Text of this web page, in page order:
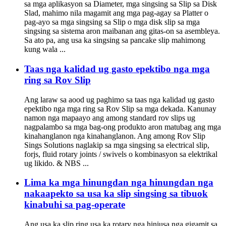
sa mga aplikasyon sa Diameter, mga singsing sa Slip sa Disk
Slad, mahimo nila magamit ang mga pag-agay sa Platter o
pag-ayo sa mga singsing sa Slip o mga disk slip sa mga
singsing sa sistema aron maibanan ang gitas-on sa asembleya.
Sa ato pa, ang usa ka singsing sa pancake slip mahimong
kung wala ...
Taas nga kalidad ug gasto epektibo nga mga
ring sa Rov Slip
Ang laraw sa aood ug paghimo sa taas nga kalidad ug gasto
epektibo nga mga ring sa Rov Slip sa mga dekada. Kanunay
namon nga mapaayo ang among standard rov slips ug
nagpalambo sa mga bag-ong produkto aron matubag ang mga
kinahanglanon nga kinahanglanon. Ang among Rov Slip
Sings Solutions naglakip sa mga singsing sa electrical slip,
forjs, fluid rotary joints / swivels o kombinasyon sa elektrikal
ug likido. & NBS ...
Lima ka mga hinungdan nga hinungdan nga
nakaapekto sa usa ka slip singsing sa tibuok
kinabuhi sa pag-operate
Ang usa ka slip ring usa ka rotary nga hiniusa nga gigamit sa